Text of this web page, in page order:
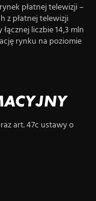
płatnej telewizji –
z płatnej telewizji
liczbie 14,3 mln
rynku na poziomie
art. 47c ustawy o